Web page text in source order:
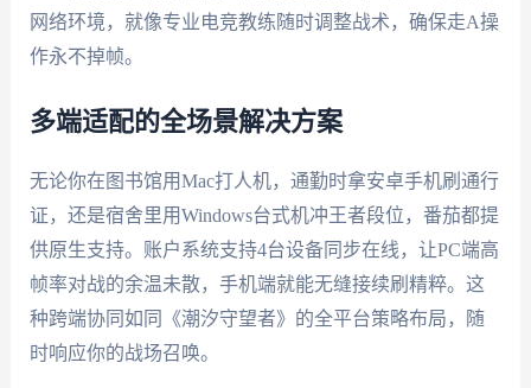
网络环境，就像专业电竞教练随时调整战术，确保走A操
作永不掉帧。
多端适配的全场景解决方案
无论你在图书馆用Mac打人机，通勤时拿安卓手机刷通行
证，还是宿舍里用Windows台式机冲王者段位，番茄都提
供原生支持。账户系统支持4台设备同步在线，让PC端高
帧率对战的余温未散，手机端就能无缝接续刷精粹。这
种跨端协同如同《潮汐守望者》的全平台策略布局，随
时响应你的战场召唤。